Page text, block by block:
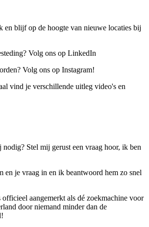
en blijf op de hoogte van nieuwe locaties bij
Volg ons op LinkedIn
Volg ons op Instagram!
vind je verschillende uitleg video's en
Stel mij gerust een vraag hoor, ik ben
en je vraag in en ik beantwoord hem zo snel
aangemerkt als dé zoekmachine voor
door niemand minder dan de